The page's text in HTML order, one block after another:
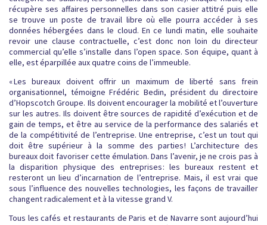
récupère ses affaires personnelles dans son casier attitré puis elle
se trouve un poste de travail libre où elle pourra accéder à ses
données hébergées dans le cloud. En ce lundi matin, elle souhaite
revoir une clause contractuelle, c’est donc non loin du directeur
commercial qu’elle s’installe dans l’open space. Son équipe, quant à
elle, est éparpillée aux quatre coins de l’immeuble.
« Les bureaux doivent offrir un maximum de liberté sans frein
organisationnel, témoigne Frédéric Bedin, président du directoire
d’Hopscotch Groupe. Ils doivent encourager la mobilité et l’ouverture
sur les autres. Ils doivent être sources de rapidité d’exécution et de
gain de temps, et être au service de la performance des salariés et
de la compétitivité de l’entreprise. Une entreprise, c’est un tout qui
doit être supérieur à la somme des parties ! L’architecture des
bureaux doit favoriser cette émulation. Dans l’avenir, je ne crois pas à
la disparition physique des entreprises : les bureaux restent et
resteront un lieu d’incarnation de l’entreprise. Mais, il est vrai que
sous l’influence des nouvelles technologies, les façons de travailler
changent radicalement et à la vitesse grand V.
Tous les cafés et restaurants de Paris et de Navarre sont aujourd’hui